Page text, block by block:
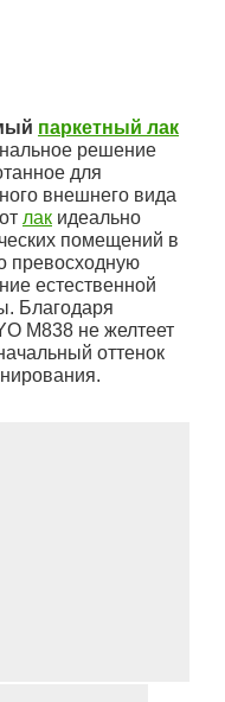
паркетный лак
решение
для
внешнего вида
лак идеально
помещений в
превосходную
естественной
Благодаря
M838 не желтеет
оттенок